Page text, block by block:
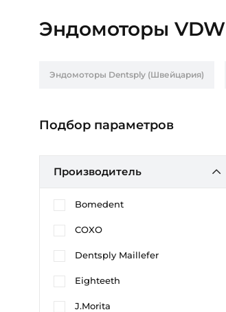
Эндомоторы VDW
Эндомоторы Dentsply (Швейцария)
Подбор параметров
Производитель
Bomedent
COXO
Dentsply Maillefer
Eighteeth
J.Morita